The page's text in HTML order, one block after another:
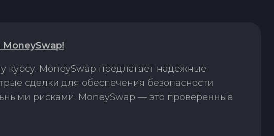
MoneySwap!
MoneySwap предлагает надежные
сделки для обеспечения безопасности
рисками. MoneySwap — это проверенные